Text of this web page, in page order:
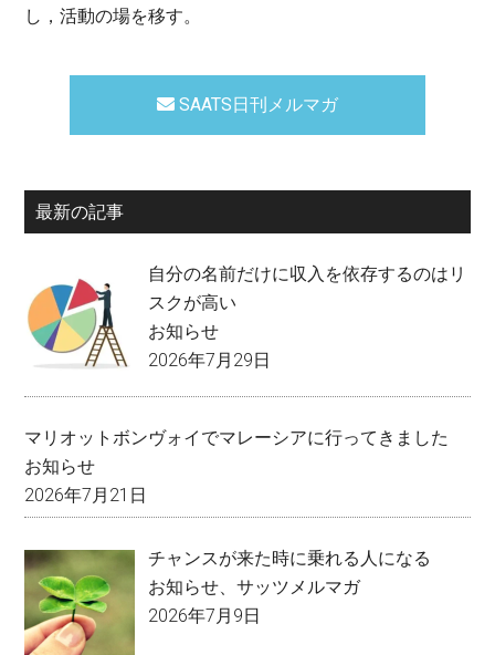
し，活動の場を移す。
SAATS日刊メルマガ
最新の記事
自分の名前だけに収入を依存するのはリ
スクが高い
お知らせ
2026年7月29日
マリオットボンヴォイでマレーシアに行ってきました
お知らせ
2026年7月21日
チャンスが来た時に乗れる人になる
お知らせ、サッツメルマガ
2026年7月9日